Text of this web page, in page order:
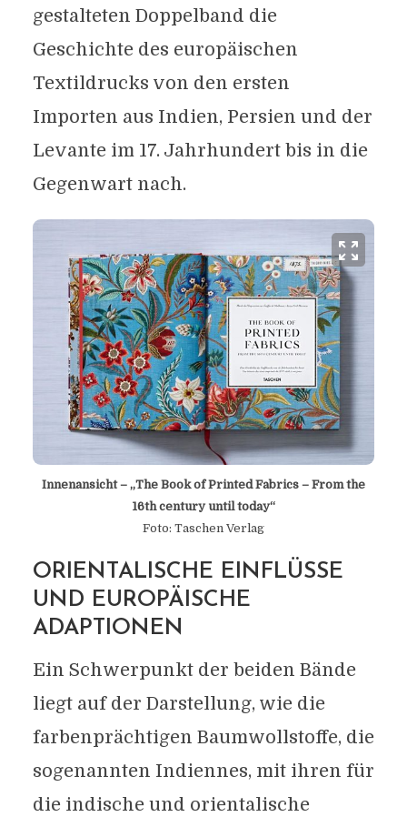
gestalteten Doppelband die
Geschichte des europäischen
Textildrucks von den ersten
Importen aus Indien, Persien und der
Levante im 17. Jahrhundert bis in die
Gegenwart nach.
Innenansicht – „The Book of Printed Fabrics – From the
16th century until today“
Foto: Taschen Verlag
ORIENTALISCHE EINFLÜSSE
UND EUROPÄISCHE
ADAPTIONEN
Ein Schwerpunkt der beiden Bände
liegt auf der Darstellung, wie die
farbenprächtigen Baumwollstoffe, die
sogenannten Indiennes, mit ihren für
die indische und orientalische